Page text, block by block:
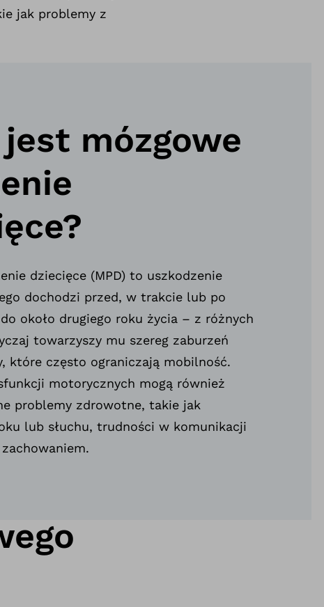
jak problemy z
mózgowe
dziecięce (MPD) to uszkodzenie
dochodzi przed, w trakcie lub po
około drugiego roku życia – z różnych
towarzyszy mu szereg zaburzeń
które często ograniczają mobilność.
motorycznych mogą również
problemy zdrowotne, takie jak
lub słuchu, trudności w komunikacji